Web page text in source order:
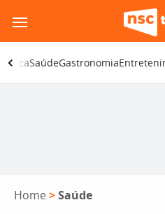
para
o
conteúdo
SaúdeGastronomia
Home >Saúde